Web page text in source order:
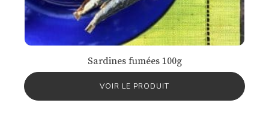
Sardines fumées 100g
VOIR LE PRODUIT